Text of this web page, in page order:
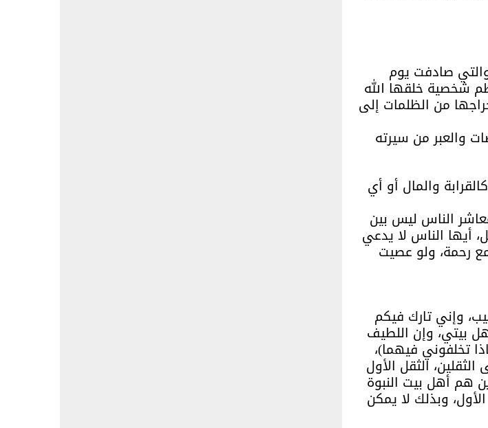
صادفت يوم
شخصية خلقها الله
من الظلمات إلى
والعبر من سيرته
والمال أو أي
الناس ليس بين
أيها الناس لا يدعي
رحمة، ولو عصيت
وإني تارك فيكم
بيتي، وإن اللطيف
تخلفوني فيهما)،
الثقل الأول
هم أهل بيت النبوة
وبذلك لا يمكن